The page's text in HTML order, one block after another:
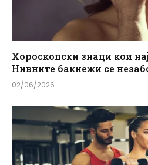
Хороскопски знаци кои
Нивните бакнежи се
02/06/2026